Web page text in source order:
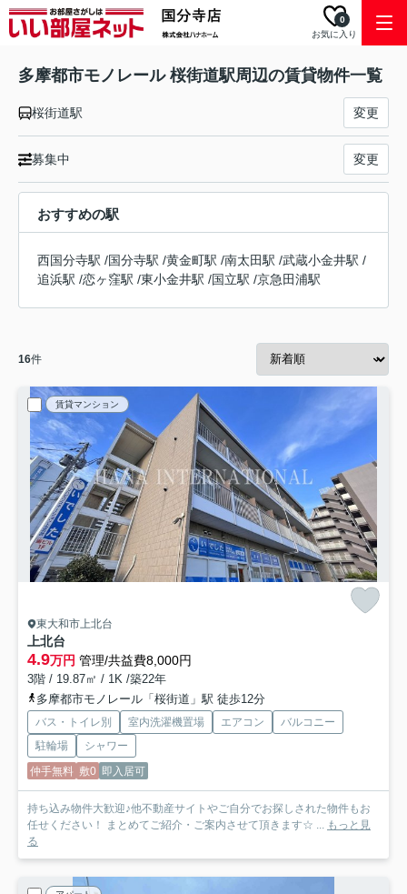
お気に入り
0
多摩都市モノレール 桜街道駅周辺の賃貸物件一覧
桜街道駅 変更
募集中 変更
おすすめの駅
西国分寺駅 /国分寺駅 /黄金町駅 /南太田駅 /武蔵小金井駅 /
追浜駅 /恋ヶ窪駅 /東小金井駅 /国立駅 /京急田浦駅
16件
賃貸マンション
東大和市上北台
上北台
4.9万円 管理/共益費8,000円
3階 / 19.87㎡ / 1K /築22年
多摩都市モノレール「桜街道」駅 徒歩12分
バス・トイレ別 室内洗濯機置場 エアコン
バルコニー
駐輪場
シャワー
仲手無料 敷0 即入居可
持ち込み物件大歓迎♪他不動産サイトやご自分でお探しされた物件もお
任せください！ まとめてご紹介・ご案内させて頂きます☆ ... もっと見
る